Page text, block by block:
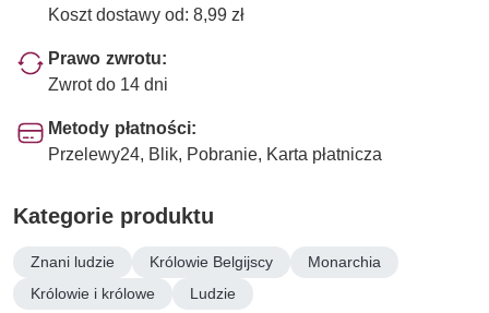
Koszt dostawy od: 8,99 zł
Prawo zwrotu:
Zwrot do 14 dni
Metody płatności:
Przelewy24, Blik, Pobranie, Karta płatnicza
Kategorie produktu
Znani ludzie Królowie Belgijscy
Monarchia
Królowie i królowe
Ludzie